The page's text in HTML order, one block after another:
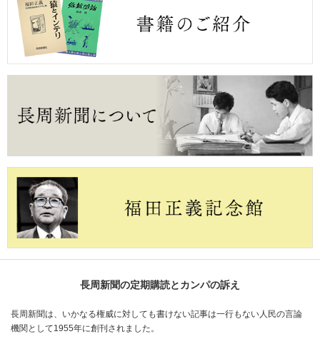
長周新聞の定期購読とカンパの訴え
長周新聞は、いかなる権威に対しても書けない記事は一行もない人民の言論
機関として1955年に創刊されました。